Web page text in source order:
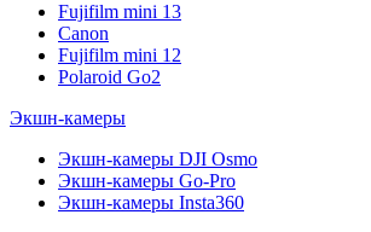
Fujifilm mini 13
Canon
Fujifilm mini 12
Polaroid Go2
Экшн-камеры
Экшн-камеры DJI Osmo
Экшн-камеры Go-Pro
Экшн-камеры Insta360